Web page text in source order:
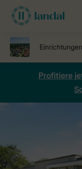
Profitiere